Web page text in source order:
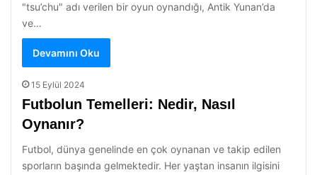
"tsu’chu" adı verilen bir oyun oynandığı, Antik Yunan’da
ve…
Devamını Oku
15 Eylül 2024
Futbolun Temelleri: Nedir, Nasıl
Oynanır?
Futbol, dünya genelinde en çok oynanan ve takip edilen
sporların başında gelmektedir. Her yaştan insanın ilgisini